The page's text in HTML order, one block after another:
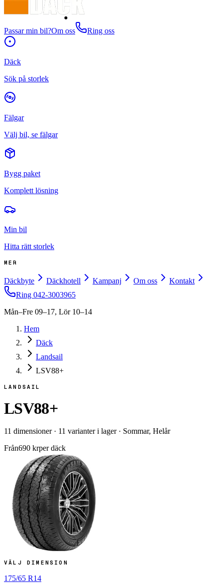
Passar min bil?Om oss Ring oss
Däck
Sök på storlek
Fälgar
Välj bil, se fälgar
Bygg paket
Komplett lösning
Min bil
Hitta rätt storlek
MER
Däckbyte Däckhotell Kampanj Om oss
Kontakt
Ring 042-3003965
Mån–Fre 09–17, Lör 10–14
Hem
Däck
Landsail
LSV88+
LANDSAIL
LSV88+
11 dimensioner· 11 varianter i lager· Sommar, Helår
Från690 krper däck
VÄLJ DIMENSION
175/65 R14